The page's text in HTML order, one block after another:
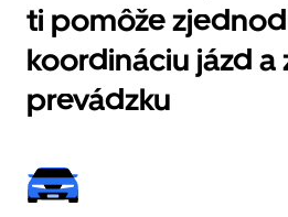
ti pomôže
koordináciu jázd
prevádzku